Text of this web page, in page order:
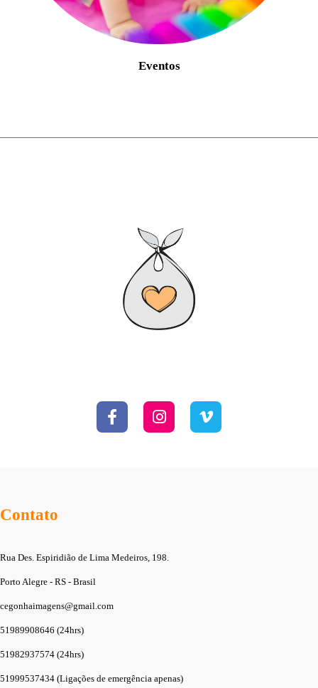
Eventos
Contato
Rua Des. Espiridião de Lima Medeiros, 198.
Porto Alegre - RS - Brasil
cegonhaimagens@gmail.com
51989908646 (24hrs)
51982937574 (24hrs)
51999537434 (Ligações de emergência apenas)